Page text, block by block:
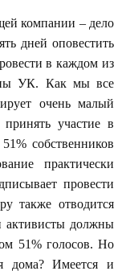
компании – дело
дней оповестить
в каждом из
УК. Как мы все
очень малый
участие в
собственников
практически
провести
также отводится
активисты должны
51% голосов. Но
дома? Имеется и